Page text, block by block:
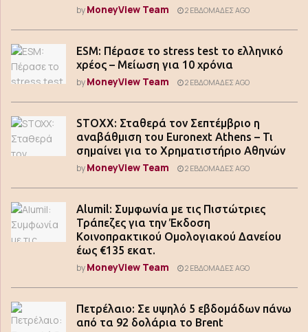
byMoneyView Team 2 ΕΒΔΟΜΆΔΕΣ AGO
ESM: Πέρασε το stress test το ελληνικό
χρέος – Μείωση για 10 χρόνια
byMoneyView Team 2 ΕΒΔΟΜΆΔΕΣ AGO
STOXX: Σταθερά τον Σεπτέμβριο η
αναβάθμιση του Euronext Athens – Τι
σημαίνει για το Χρηματιστήριο Αθηνών
byMoneyView Team 2 ΕΒΔΟΜΆΔΕΣ AGO
Alumil: Συμφωνία με τις Πιστώτριες
Τράπεζες για την Έκδοση
Κοινοπρακτικού Ομολογιακού Δανείου
έως €135 εκατ.
byMoneyView Team 2 ΕΒΔΟΜΆΔΕΣ AGO
Πετρέλαιο: Σε υψηλό 5 εβδομάδων πάνω
από τα 92 δολάρια το Brent